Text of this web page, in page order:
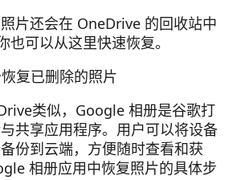
片还会在 OneDrive 的回收站中
也可以从这里快速恢复。
复已删除的照片
类似，Google 相册是谷歌打
共享应用程序。用户可以将设备
份到云端，方便随时查看和获
相册应用中恢复照片的具体步